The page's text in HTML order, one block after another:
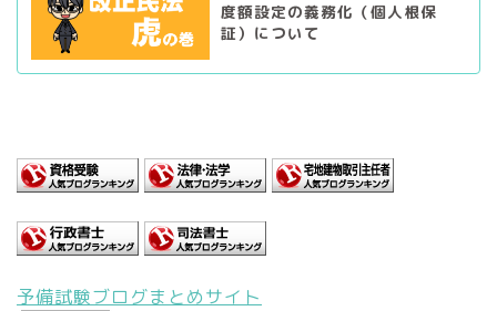
度額設定の義務化（個人根保
証）について
予備試験ブログまとめサイト